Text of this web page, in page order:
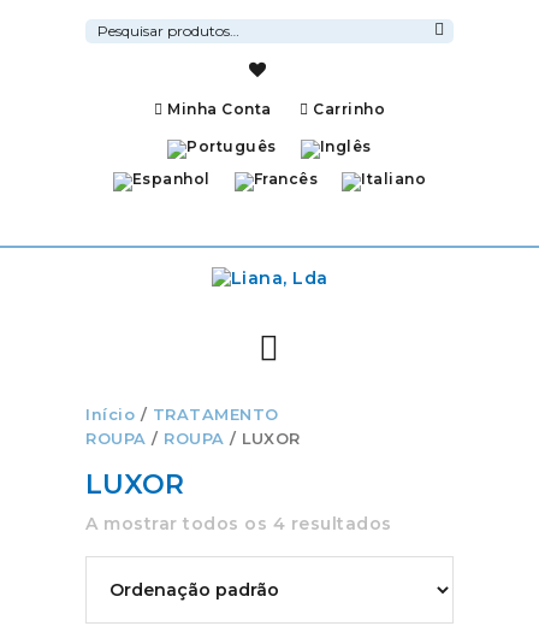
Pesquisar
por:
Minha Conta Carrinho
Início / TRATAMENTO
ROUPA / ROUPA / LUXOR
LUXOR
A mostrar todos os 4 resultados